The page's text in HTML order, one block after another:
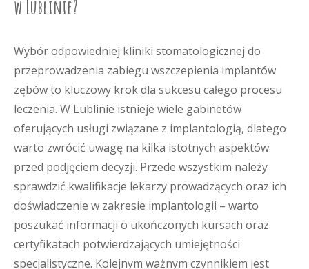
w Lublinie?
Wybór odpowiedniej kliniki stomatologicznej do
przeprowadzenia zabiegu wszczepienia implantów
zębów to kluczowy krok dla sukcesu całego procesu
leczenia. W Lublinie istnieje wiele gabinetów
oferujących usługi związane z implantologią, dlatego
warto zwrócić uwagę na kilka istotnych aspektów
przed podjęciem decyzji. Przede wszystkim należy
sprawdzić kwalifikacje lekarzy prowadzących oraz ich
doświadczenie w zakresie implantologii – warto
poszukać informacji o ukończonych kursach oraz
certyfikatach potwierdzających umiejętności
specjalistyczne. Kolejnym ważnym czynnikiem jest